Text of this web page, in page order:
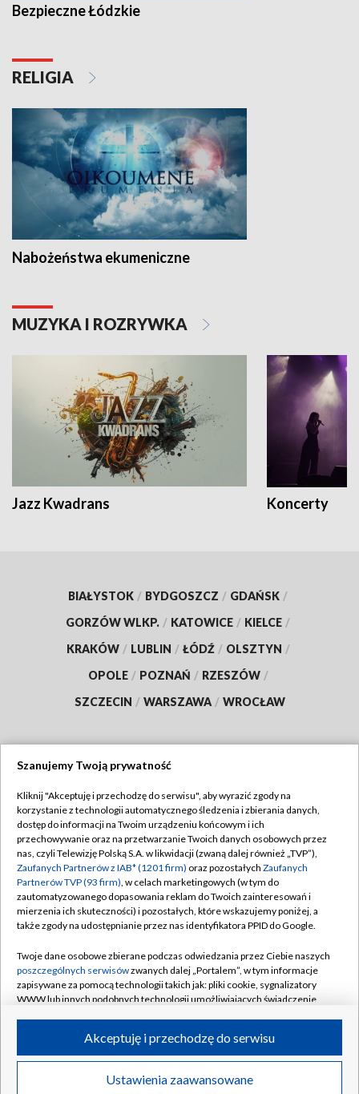
Bezpieczne Łódzkie
RELIGIA
Nabożeństwa ekumeniczne
MUZYKA I ROZRYWKA
Jazz Kwadrans Koncerty
BIAŁYSTOK / BYDGOSZCZ / GDAŃSK /
GORZÓW WLKP. / KATOWICE / KIELCE /
KRAKÓW / LUBLIN / ŁÓDŹ / OLSZTYN /
OPOLE / POZNAŃ / RZESZÓW /
SZCZECIN / WARSZAWA / WROCŁAW
TVP
Abonament TVP
Emisja w TVP
Centrum informacji TVP
Naziemna Telewizja Cyfrowa
Rada Programowa
System NOS
Informacje o nadawcy
Program dla prasy
Regulamin TVP
Polityka prywatności
Moje zgody
Pomoc
Kontakt
Kanały
©2026 Telewizja Polska S.A. w likwidacji
Szanujemy Twoją prywatność
Kliknij "Akceptuję i przechodzę do serwisu", aby wyrazić zgody na
korzystanie z technologii automatycznego śledzenia i zbierania danych,
dostęp do informacji na Twoim urządzeniu końcowym i ich
przechowywanie oraz na przetwarzanie Twoich danych osobowych przez
nas, czyli Telewizję Polską S.A. w likwidacji (zwaną dalej również „TVP”),
Zaufanych Partnerów z IAB* (1201 firm) oraz pozostałych Zaufanych
Partnerów TVP (93 firm), w celach marketingowych (w tym do
zautomatyzowanego dopasowania reklam do Twoich zainteresowań i
mierzenia ich skuteczności) i pozostałych, które wskazujemy poniżej, a
także zgody na udostępnianie przez nas identyfikatora PPID do Google.
Twoje dane osobowe zbierane podczas odwiedzania przez Ciebie naszych
poszczególnych serwisówzwanych dalej „Portalem”, w tym informacje
zapisywane za pomocą technologii takich jak: pliki cookie, sygnalizatory
WWW lub innych podobnych technologii umożliwiających świadczenie
ruchu w Internecie.
Twoje dane osobowe zbierane podczas odwiedzania przez Ciebie
poszczególnych serwisówna Portalu, takie jak adresy IP, identyfikatory
Ustawienia zaawansowane
Akceptuję i przechodzę do serwisu